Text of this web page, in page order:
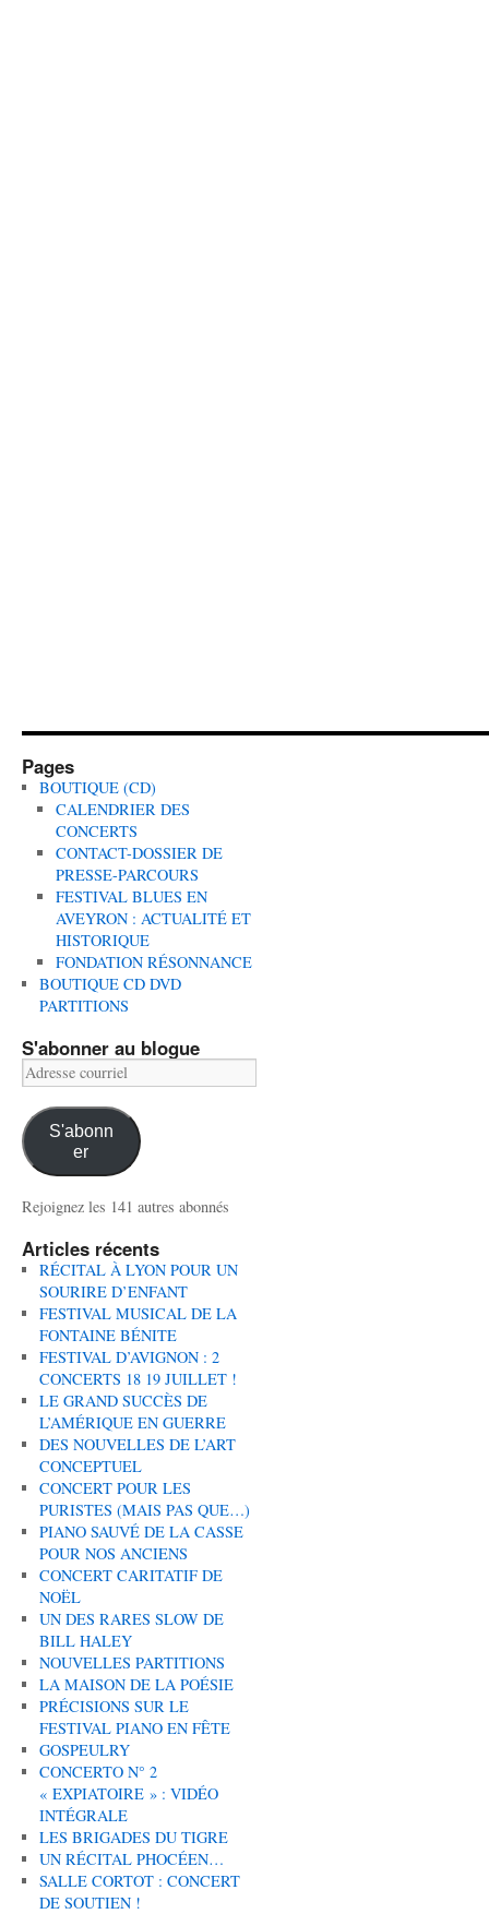
Pages
BOUTIQUE (CD)
CALENDRIER DES
CONCERTS
CONTACT-DOSSIER DE
PRESSE-PARCOURS
FESTIVAL BLUES EN
AVEYRON : ACTUALITÉ ET
HISTORIQUE
FONDATION RÉSONNANCE
BOUTIQUE CD DVD
PARTITIONS
S'abonner au blogue
Adresse
courriel
S'abonn
er
Rejoignez les 141 autres abonnés
Articles récents
RÉCITAL À LYON POUR UN
SOURIRE D’ENFANT
FESTIVAL MUSICAL DE LA
FONTAINE BÉNITE
FESTIVAL D’AVIGNON : 2
CONCERTS 18 19 JUILLET !
LE GRAND SUCCÈS DE
L’AMÉRIQUE EN GUERRE
DES NOUVELLES DE L’ART
CONCEPTUEL
CONCERT POUR LES
PURISTES (MAIS PAS QUE…)
PIANO SAUVÉ DE LA CASSE
POUR NOS ANCIENS
CONCERT CARITATIF DE
NOËL
UN DES RARES SLOW DE
BILL HALEY
NOUVELLES PARTITIONS
LA MAISON DE LA POÉSIE
PRÉCISIONS SUR LE
FESTIVAL PIANO EN FÊTE
GOSPEULRY
CONCERTO N° 2
« EXPIATOIRE » : VIDÉO
INTÉGRALE
LES BRIGADES DU TIGRE
UN RÉCITAL PHOCÉEN…
SALLE CORTOT : CONCERT
DE SOUTIEN !